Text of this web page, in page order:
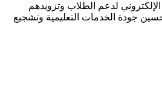
الإلكتروني لدعم الطلاب وتزويدهم
جودة الخدمات التعليمية وتشجيع